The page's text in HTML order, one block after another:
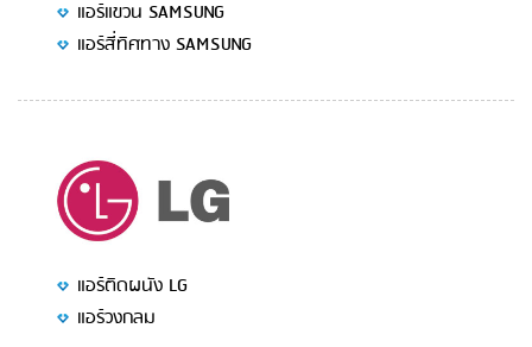
แอร์แขวน SAMSUNG
แอร์สี่ทิศทาง SAMSUNG
แอร์ติดผนัง LG
แอร์วงกลม